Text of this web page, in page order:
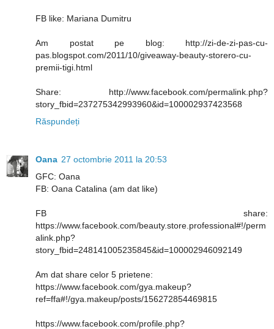
FB like: Mariana Dumitru
Am postat pe blog: http://zi-de-zi-pas-cu-
pas.blogspot.com/2011/10/giveaway-beauty-storero-cu-
premii-tigi.html
Share: http://www.facebook.com/permalink.php?
story_fbid=237275342993960&id=100002937423568
Răspundeți
Oana 27 octombrie 2011 la 20:53
GFC: Oana
FB: Oana Catalina (am dat like)
FB share:
https://www.facebook.com/beauty.store.professional#!/perm
alink.php?
story_fbid=248141005235845&id=100002946092149
Am dat share celor 5 prietene:
https://www.facebook.com/gya.makeup?
ref=ffa#!/gya.makeup/posts/156272854469815
https://www.facebook.com/profile.php?